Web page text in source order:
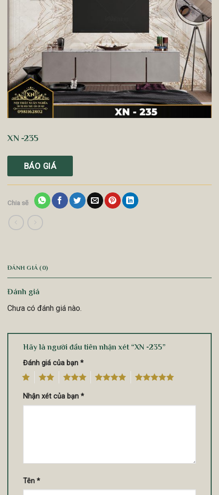
XN -235
BÁO GIÁ
Chia sẽ
ĐÁNH GIÁ (0)
Đánh giá
Chưa có đánh giá nào.
Hãy là người đầu tiên nhận xét “XN -235”
Đánh giá của bạn *
4 5
Nhận xét của bạn *
Tên *